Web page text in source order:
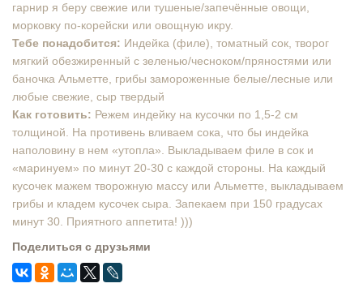
гарнир я беру свежие или тушеные/запечённые овощи,
морковку по-корейски или овощную икру.
Тебе понадобится: Индейка (филе), томатный сок, творог
мягкий обезжиренный с зеленью/чесноком/пряностями или
баночка Альметте, грибы замороженные белые/лесные или
любые свежие, сыр твердый
Как готовить: Режем индейку на кусочки по 1,5-2 см
толщиной. На противень вливаем сока, что бы индейка
наполовину в нем «утопла». Выкладываем филе в сок и
«маринуем» по минут 20-30 с каждой стороны. На каждый
кусочек мажем творожную массу или Альметте, выкладываем
грибы и кладем кусочек сыра. Запекаем при 150 градусах
минут 30. Приятного аппетита! )))
Поделиться с друзьями